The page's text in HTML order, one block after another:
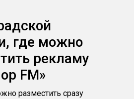
где можно
рекламу
FM»
разместить сразу